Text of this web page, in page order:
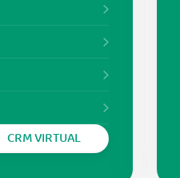
CRM VIRTUAL